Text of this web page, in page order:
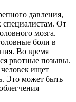
давления,
специалистам. От
мозга.
боли в
Во время
рвотные позывы.
ищет
Это может быть